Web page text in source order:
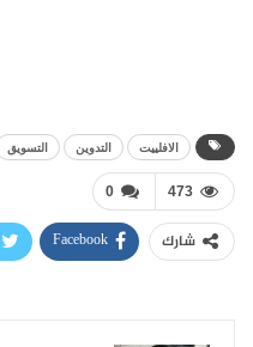
الافلييت التدوين التسويق
0 473
شارك Facebook